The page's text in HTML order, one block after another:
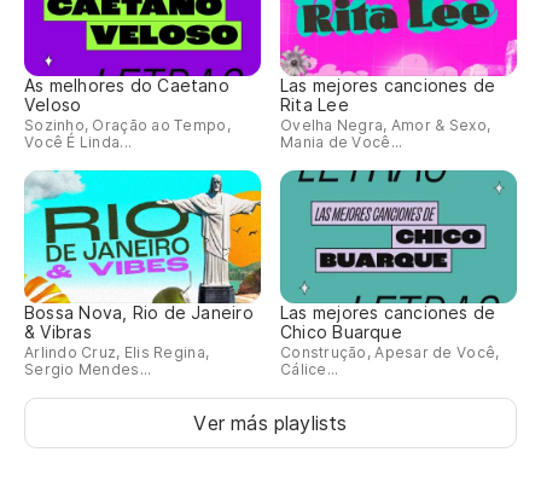
As melhores do Caetano
Veloso
Sozinho, Oração ao Tempo,
Você É Linda...
Las mejores canciones de
Rita Lee
Ovelha Negra, Amor & Sexo,
Mania de Você...
Bossa Nova, Rio de Janeiro
& Vibras
Arlindo Cruz, Elis Regina,
Sergio Mendes...
Las mejores canciones de
Chico Buarque
Construção, Apesar de Você,
Cálice...
Ver más playlists